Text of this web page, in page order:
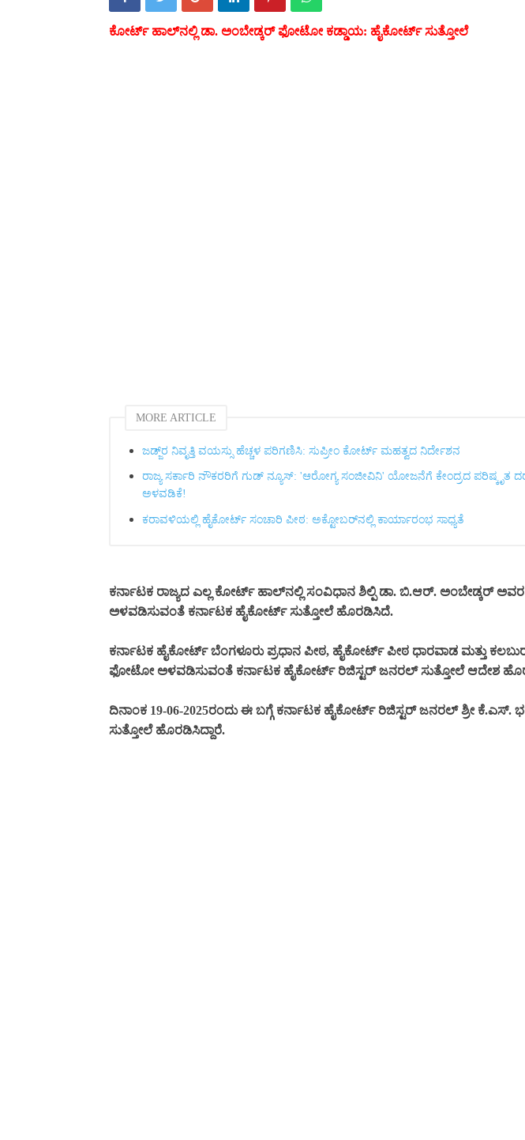
ಕೋರ್ಟ್ ಹಾಲ್‌ನಲ್ಲಿ ಡಾ. ಅಂಬೇಡ್ಕರ್ ಫೋಟೋ ಕಡ್ಡಾಯ: ಹೈಕೋರ್ಟ್ ಸುತ್ತೋಲೆ
MORE ARTICLE
ಜಡ್ಜ್‌ರ ನಿವೃತ್ತಿ ವಯಸ್ಸು ಹೆಚ್ಚಳ ಪರಿಗಣಿಸಿ: ಸುಪ್ರೀಂ ಕೋರ್ಟ್ ಮಹತ್ವದ ನಿರ್ದೇಶನ
ರಾಜ್ಯ ಸರ್ಕಾರಿ ನೌಕರರಿಗೆ ಗುಡ್ ನ್ಯೂಸ್: 'ಆರೋಗ್ಯ ಸಂಜೀವಿನಿ' ಯೋಜನೆಗೆ ಕೇಂದ್ರದ ಪರಿಷ್ಕೃತ
ಅಳವಡಿಕೆ!
ಕರಾವಳಿಯಲ್ಲಿ ಹೈಕೋರ್ಟ್ ಸಂಚಾರಿ ಪೀಠ: ಅಕ್ಟೋಬರ್‌ನಲ್ಲಿ ಕಾರ್ಯಾರಂಭ ಸಾಧ್ಯತೆ
ಕರ್ನಾಟಕ ರಾಜ್ಯದ ಎಲ್ಲ ಕೋರ್ಟ್ ಹಾಲ್‌ನಲ್ಲಿ ಸಂವಿಧಾನ ಶಿಲ್ಪಿ ಡಾ. ಬಿ.ಆರ್. ಅಂಬೇಡ್ಕರ್ ಅವರ
ಅಳವಡಿಸುವಂತೆ ಕರ್ನಾಟಕ ಹೈಕೋರ್ಟ್ ಸುತ್ತೋಲೆ ಹೊರಡಿಸಿದೆ.
ಕರ್ನಾಟಕ ಹೈಕೋರ್ಟ್ ಬೆಂಗಳೂರು ಪ್ರಧಾನ ಪೀಠ, ಹೈಕೋರ್ಟ್ ಪೀಠ ಧಾರವಾಡ ಮತ್ತು
ಫೋಟೋ ಅಳವಡಿಸುವಂತೆ ಕರ್ನಾಟಕ ಹೈಕೋರ್ಟ್ ರಿಜಿಸ್ಟರ್ ಜನರಲ್ ಸುತ್ತೋಲೆ ಆದೇಶ
ದಿನಾಂಕ 19-06-2025ರಂದು ಈ ಬಗ್ಗೆ ಕರ್ನಾಟಕ ಹೈಕೋರ್ಟ್ ರಿಜಿಸ್ಟರ್ ಜನರಲ್ ಶ್ರೀ
ಸುತ್ತೋಲೆ ಹೊರಡಿಸಿದ್ದಾರೆ.